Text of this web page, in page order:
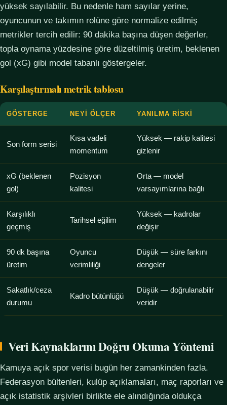
yüksek sayılabilir. Bu nedenle ham sayılar yerine,
oyuncunun ve takımın rolüne göre normalize edilmiş
metrikler tercih edilir: 90 dakika başına düşen değerler,
topla oynama yüzdesine göre düzeltilmiş üretim, beklenen
gol (xG) gibi model tabanlı göstergeler.
Karşılaştırmalı metrik tablosu
GÖSTERGE NEYI ÖLÇER YANILMA RISKI
Son form serisi
Kısa vadeli
momentum
Yüksek — rakip kalitesi
gizlenir
xG (beklenen
gol)
Pozisyon
kalitesi
Orta — model
varsayımlarına bağlı
Karşılıklı
geçmiş
Tarihsel eğilim
Yüksek — kadrolar
değişir
90 dk başına
üretim
Oyuncu
verimliliği
Düşük — süre farkını
dengeler
Sakatlık/ceza
durumu
Kadro bütünlüğü
Düşük — doğrulanabilir
veridir
Veri Kaynaklarını Doğru Okuma Yöntemi
Kamuya açık spor verisi bugün her zamankinden fazla.
Federasyon bültenleri, kulüp açıklamaları, maç raporları ve
açık istatistik arşivleri birlikte ele alındığında oldukça